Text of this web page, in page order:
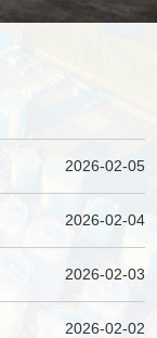
2026-02-05
2026-02-04
2026-02-03
2026-02-02